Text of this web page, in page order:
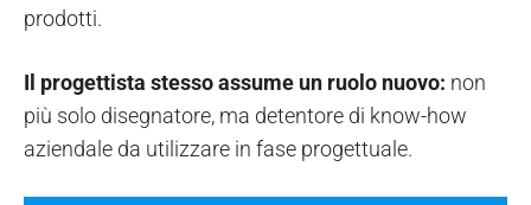
prodotti.
Il progettista stesso assume un ruolo nuovo: non
più solo disegnatore, ma detentore di know-how
aziendale da utilizzare in fase progettuale.